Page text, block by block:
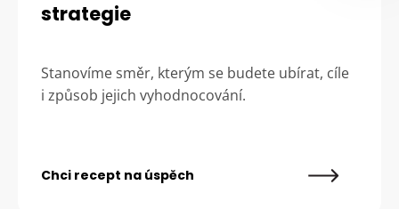
strategie
Stanovíme směr, kterým se budete ubírat, cíle
i způsob jejich vyhodnocování.
Chci recept na úspěch